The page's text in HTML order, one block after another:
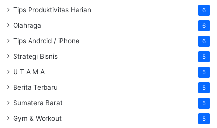
Tips Produktivitas Harian 6
Olahraga 6
Tips Android / iPhone 6
Strategi Bisnis 5
U T A M A 5
Berita Terbaru 5
Sumatera Barat 5
Gym & Workout 5